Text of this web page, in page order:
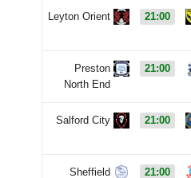
Leyton Orient 21:00
Preston
North End
21:00
Salford City 21:00
Sheffield
21:00